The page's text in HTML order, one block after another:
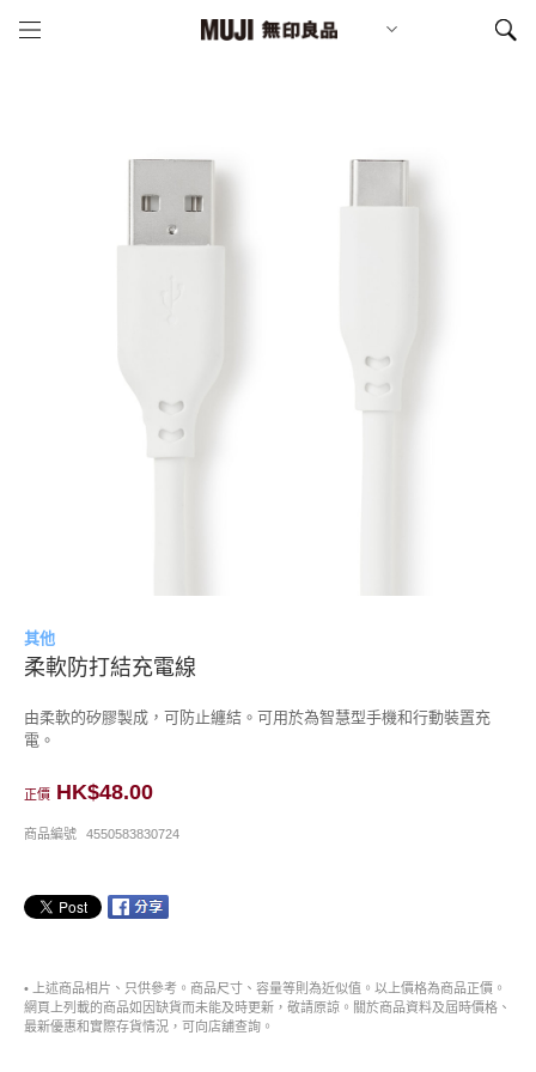
其他
柔軟防打結充電線
由柔軟的矽膠製成，可防止纏結。可用於為智慧型手機和行動裝置充
電。
正價 HK$48.00
商品編號 4550583830724
• 上述商品相片、只供參考。商品尺寸、容量等則為近似值。以上價格為商品正價。
網頁上列載的商品如因缺貨而未能及時更新，敬請原諒。關於商品資料及屆時價格、
最新優惠和實際存貨情況，可向店舖查詢。